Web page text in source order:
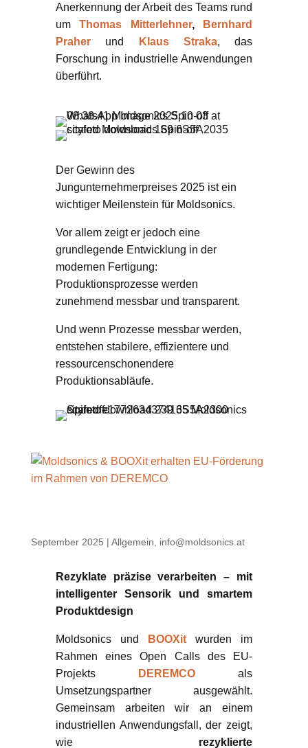
Anerkennung der Arbeit des Teams rund
umThomas Mitterlehner,
Bernhard
Praher
und Klaus Straka, das
Forschung in industrielle Anwendungen
überführt.
Der Gewinn des
Jungunternehmerpreises 2025 ist ein
wichtiger Meilenstein für Moldsonics.
Vor allem zeigt er jedoch eine
grundlegende Entwicklung in der
modernen Fertigung:
Produktionsprozesse werden
zunehmend messbar und transparent.
Und wenn Prozesse messbar werden,
entstehen stabilere, effizientere und
ressourcenschonendere
Produktionsabläufe.
September 2025 | Allgemein, info@moldsonics.at
Rezyklate präzise verarbeiten – mit
intelligenter Sensorik und smartem
Produktdesign
Moldsonics und BOOXit wurden im
Rahmen eines Open Calls des EU-
Projekts
DEREMCO als
Umsetzungspartner ausgewählt.
Gemeinsam arbeiten wir an einem
industriellen Anwendungsfall, der zeigt,
wie rezyklierte